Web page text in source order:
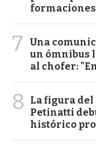
7
Una
un ómnibus
al chofer:
8
La figura del
Petinatti
histórico